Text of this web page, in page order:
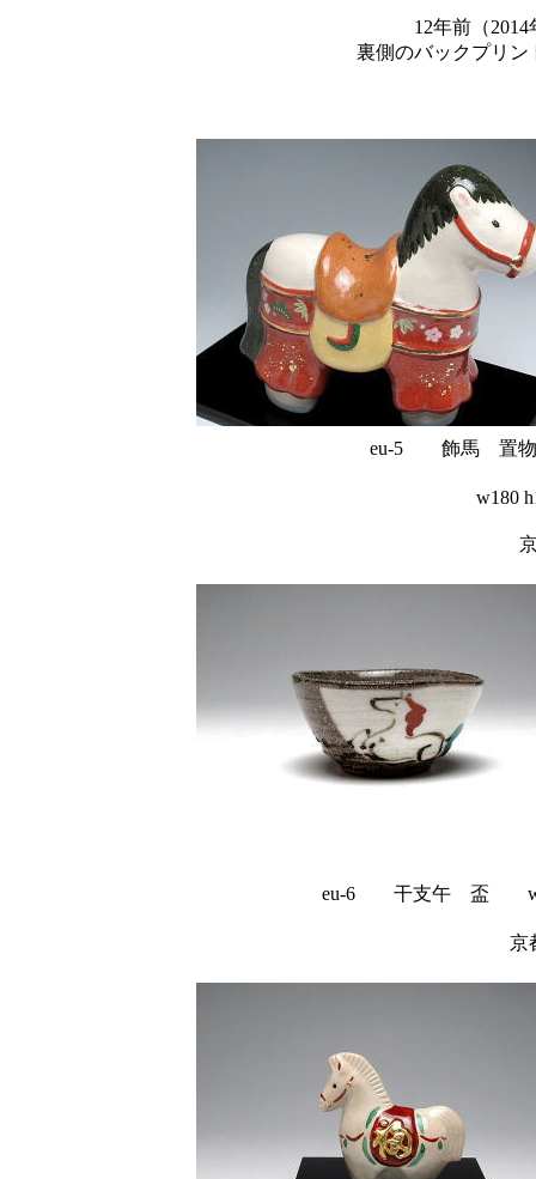
12年前（
裏側のバックプリン
eu-5 飾馬
w180
eu-6 干支午 盃